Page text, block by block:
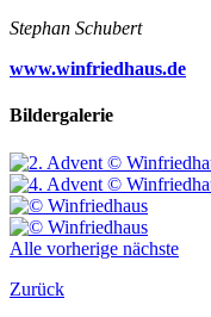
Stephan Schubert
www.winfriedhaus.de
Bildergalerie
Alle vorherige nächste
Zurück